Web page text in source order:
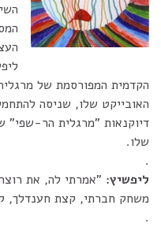
הקדמית המפורסמת של
האובייקט שלו, שניסה
דיוקנאות "מרגלית הר-שפי"
שלו.
.
ליפשיץ: "אמרתי לה, את
משחק חברתי, קצת חענדלך,
.